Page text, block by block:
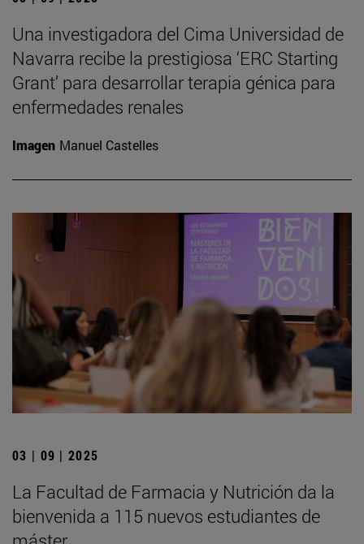
Una investigadora del Cima Universidad de
Navarra recibe la prestigiosa ‘ERC Starting
Grant’ para desarrollar terapia génica para
enfermedades renales
Imagen Manuel Castelles
03 | 09 | 2025
La Facultad de Farmacia y Nutrición da la
bienvenida a 115 nuevos estudiantes de